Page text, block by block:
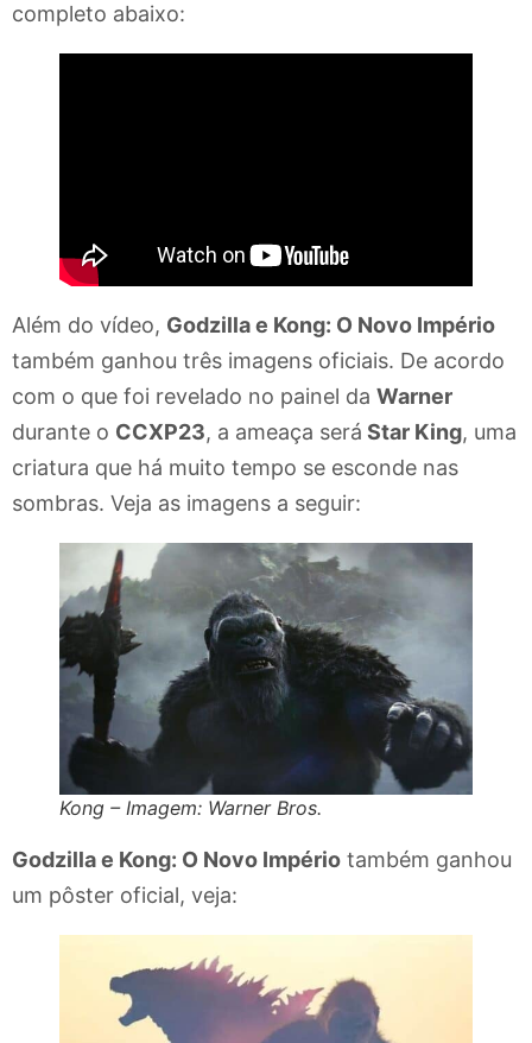
completo abaixo:
Além do vídeo, Godzilla e Kong: O Novo Império
também ganhou três imagens oficiais. De acordo
com o que foi revelado no painel da Warner
durante o CCXP23, a ameaça será Star King, uma
criatura que há muito tempo se esconde nas
sombras. Veja as imagens a seguir:
Kong – Imagem: Warner Bros.
Godzilla e Kong: O Novo Império também ganhou
um pôster oficial, veja: